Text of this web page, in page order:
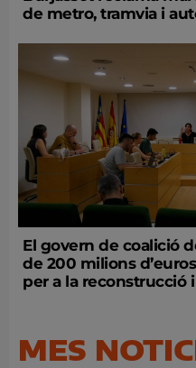
de metro, tramvia i
El govern de coalició
de 200 milions
per a la reconstrucció
MES